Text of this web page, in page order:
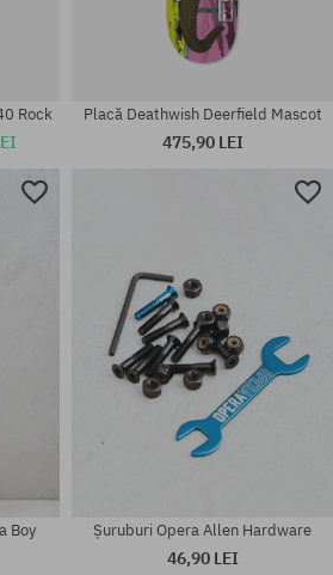
Rock Placă Deathwish Deerfield Mascot
475,90 LEI
Boy Șuruburi Opera Allen Hardware
46,90 LEI